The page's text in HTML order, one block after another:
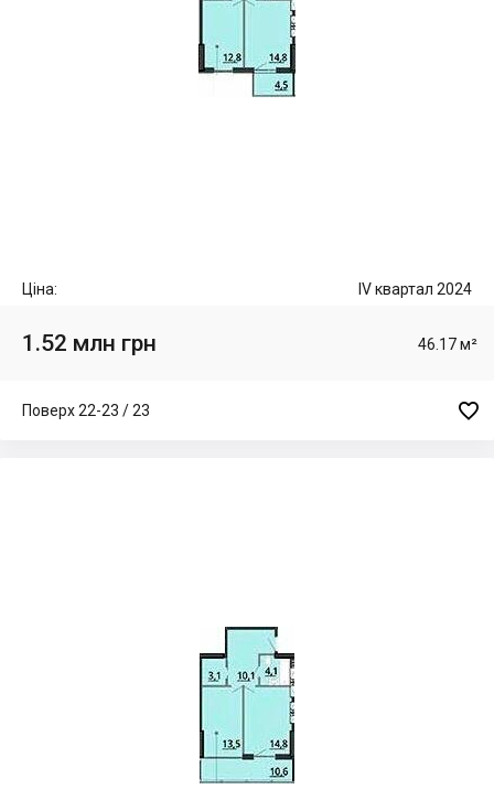
Ціна: IV квартал 2024
1.52 млн грн 46.17 м²
Поверх 22-23 / 23 